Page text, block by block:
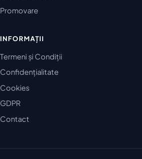
Promovare
INFORMAȚII
Termeni și Condiții
Confidențialitate
Cookies
GDPR
Contact